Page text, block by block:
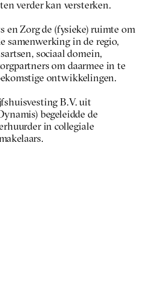
verder kan versterken.
en Zorg de (fysieke) ruimte om
samenwerking in de regio,
sociaal domein,
om daarmee in te
ontwikkelingen.
B.V. uit
begeleidde de
in collegiale